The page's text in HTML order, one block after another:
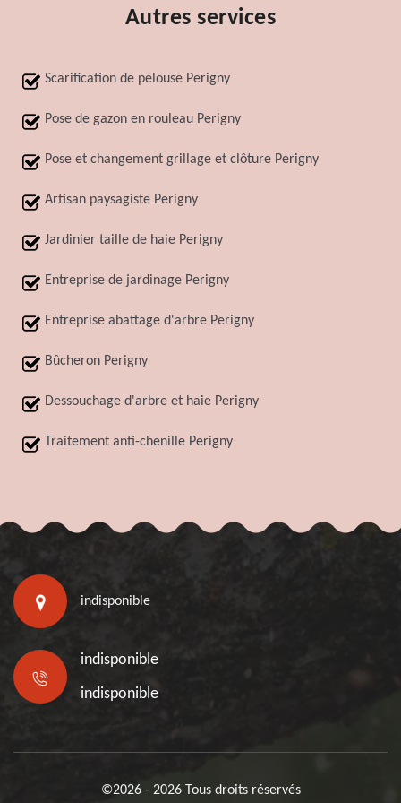
Autres services
Scarification de pelouse Perigny
Pose de gazon en rouleau Perigny
Pose et changement grillage et clôture Perigny
Artisan paysagiste Perigny
Jardinier taille de haie Perigny
Entreprise de jardinage Perigny
Entreprise abattage d'arbre Perigny
Bûcheron Perigny
Dessouchage d'arbre et haie Perigny
Traitement anti-chenille Perigny
indisponible
indisponible
indisponible
©2026 - 2026 Tous droits réservés